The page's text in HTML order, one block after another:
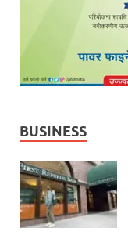
BUSINESS